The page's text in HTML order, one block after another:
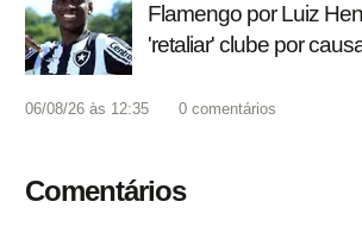
Flamengo por Luiz
'retaliar' clube por
06/08/26 às 12:35 0 comentários
Comentários